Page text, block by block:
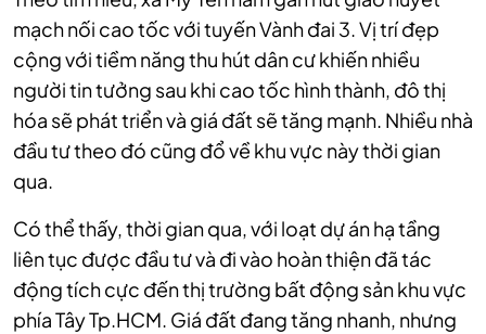
mạch nối cao tốc với tuyến Vành đai 3. Vị trí đẹp
cộng với tiềm năng thu hút dân cư khiến nhiều
người tin tưởng sau khi cao tốc hình thành, đô thị
hóa sẽ phát triển và giá đất sẽ tăng mạnh. Nhiều nhà
đầu tư theo đó cũng đổ về khu vực này thời gian
qua.
Có thể thấy, thời gian qua, với loạt dự án hạ tầng
liên tục được đầu tư và đi vào hoàn thiện đã tác
động tích cực đến thị trường bất động sản khu vực
phía Tây Tp.HCM. Giá đất đang tăng nhanh, nhưng